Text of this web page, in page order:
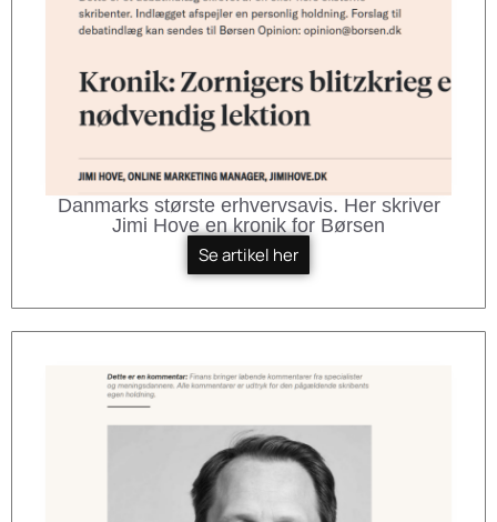
Danmarks største erhvervsavis. Her skriver
Jimi Hove en kronik for Børsen
Se artikel her